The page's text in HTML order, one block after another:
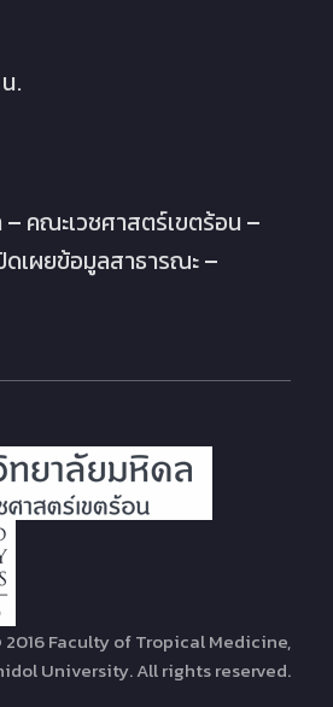
.
คณะเวชศาสตร์เขตร้อน
ดเผยข้อมูลสาธารณะ
Faculty of Tropical Medicine,
University. All rights reserved.